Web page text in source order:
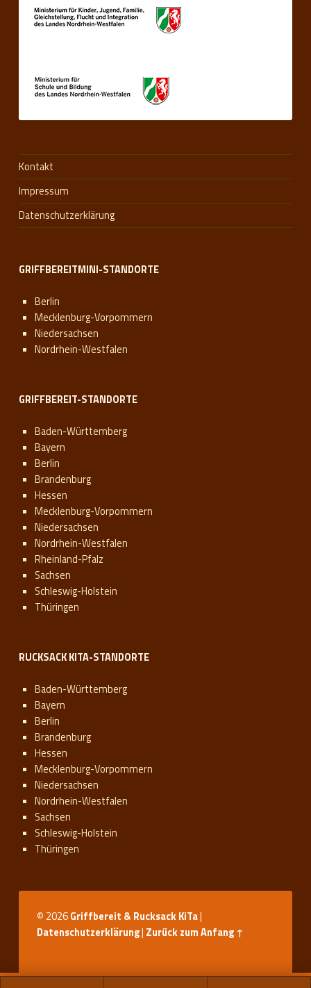
Kontakt
Impressum
Datenschutzerklärung
GRIFFBEREITMINI-STANDORTE
Berlin
Mecklenburg-Vorpommern
Niedersachsen
Nordrhein-Westfalen
GRIFFBEREIT-STANDORTE
Baden-Württemberg
Bayern
Berlin
Brandenburg
Hessen
Mecklenburg-Vorpommern
Niedersachsen
Nordrhein-Westfalen
Rheinland-Pfalz
Sachsen
Schleswig-Holstein
Thüringen
RUCKSACK KITA-STANDORTE
Baden-Württemberg
Bayern
Berlin
Brandenburg
Hessen
Mecklenburg-Vorpommern
Niedersachsen
Nordrhein-Westfalen
Sachsen
Schleswig-Holstein
Thüringen
© 2026Griffbereit & Rucksack KiTa|
Datenschutzerklärung| Zurück zum Anfang ↑